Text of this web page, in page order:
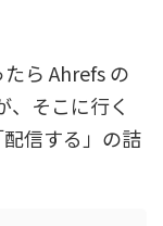
ら Ahrefs の
、そこに行く
信する」の詰